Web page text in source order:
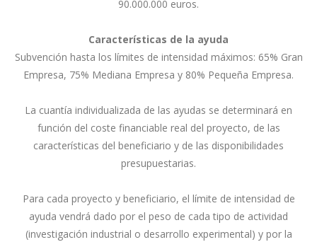
90.000.000 euros.
Características de la ayuda
Subvención hasta los límites de intensidad máximos: 65% Gran
Empresa, 75% Mediana Empresa y 80% Pequeña Empresa.
La cuantía individualizada de las ayudas se determinará en
función del coste financiable real del proyecto, de las
características del beneficiario y de las disponibilidades
presupuestarias.
Para cada proyecto y beneficiario, el límite de intensidad de
ayuda vendrá dado por el peso de cada tipo de actividad
(investigación industrial o desarrollo experimental) y por la